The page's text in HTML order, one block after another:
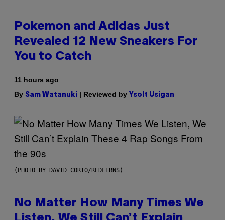
Pokemon and Adidas Just
Revealed 12 New Sneakers For
You to Catch
11 hours ago
By Sam Watanuki | Reviewed by Ysolt Usigan
(PHOTO BY DAVID CORIO/REDFERNS)
No Matter How Many Times We